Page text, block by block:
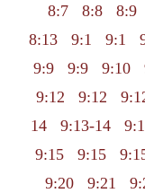
8:7
8:8 8:9
8:13
9:1 9:1
9:9
9:9 9:10
9:12
9:12
14
9:13-14
9:15
9:15
9:20
9:21